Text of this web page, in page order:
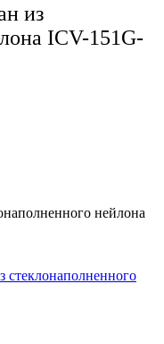
из
ICV-151G-
нейлона